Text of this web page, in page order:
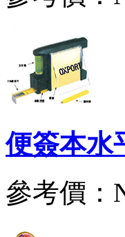
小金鏟(金鏟子)
黃銅印泥盒 黃銅印泥盒
便簽本水
參考價：